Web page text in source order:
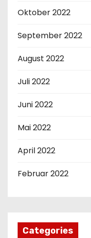
Oktober 2022
September 2022
August 2022
Juli 2022
Juni 2022
Mai 2022
April 2022
Februar 2022
Categories